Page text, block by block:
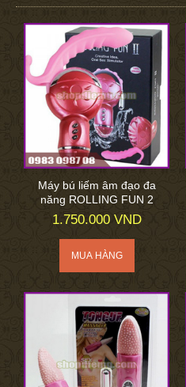
Máy bú liếm âm đạo đa
năng ROLLING FUN 2
1.750.000 VND